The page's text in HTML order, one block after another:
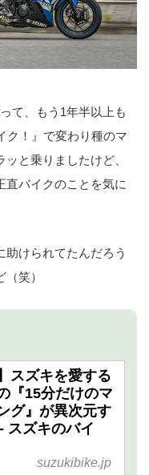
て、もう1年半以上も
ク！』で変わり種のマ
と乗りましたけど、
直バイクのことを気に
けられてたんだろう
笑）
スズキを愛する
『15分だけのマ
グ』が異次元す
スズキのバイ
suzukibike.jp